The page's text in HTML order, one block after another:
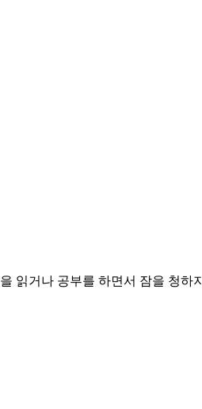
읽거나 공부를 하면서 잠을 청하